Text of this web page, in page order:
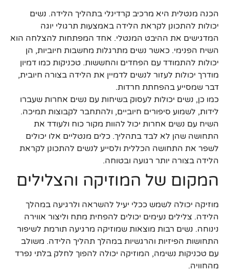
הכנה מנטלית היא מרכיב קרדינלי בתהליך הלידה. נשים
יכולות להתכונן לקראת הלידה באמצעות תרגולי יוגה
המדגישים את ההיבט המנטלי. אחד המפתחות להצלחה הוא
השיח הפנימי. כאשר נשים מתרגלות מחשבות חיוביות, הן
יכולות להתמודד עם הפחדים והחששות. טכניקות כמו דמיון
מודרך יכולות לעזור לנשים לדמיין את הלידה בצורה חיובית,
דבר שמסייע בהפחתת חרדות.
כמו כן, נשים יכולות לעסוק בשיחות עם נשים אחרות שעברו
לידות, לשמוע סיפורים חיוביים, ולהתחבר לקבוצות תמיכה.
השיח עם נשים אחרות יכול להוות מקור כוח ולעודד את
התחושה שהן לא לבד בתהליך. כלים מנטליים אלו יכולים
לשפר את התחושה הכללית ולסייע לנשים להתכונן לקראת
הלידה בצורה יותר רגועה ובטוחה.
המקום של המוזיקה והצלילים
מוזיקה יכולה לשמש ככלי יעיל להשראה ולרגיעה במהלך
הלידה. צלילים נעימים יכולים להפחית מתח וליצור אווירה
נינוחה. נשים רבות מוצאות שמוזיקה מרגיעה תורמת לשיפור
התחושות הפיזיות והרגשיות במהלך תהליך הלידה. משולב
עם טכניקות נשימה, המוזיקה יכולה להפוך לחלק בלתי נפרד
מהחוויה.